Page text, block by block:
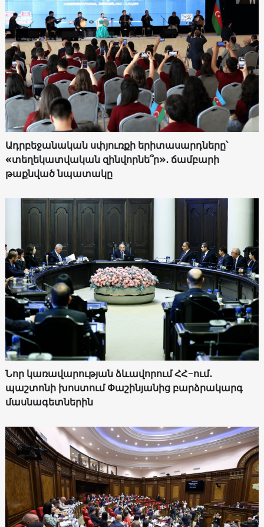
Ադրբեջանական սփյուռքի երիտասարդները՝
«տեղեկատվական զինվորնե՞ր»․ ճամբարի
թաքնված նպատակը
Նոր կառավարության ձևավորում ՀՀ-ում․
պաշտոնի խոստում Փաշինյանից բարձրակարգ
մասնագետներին